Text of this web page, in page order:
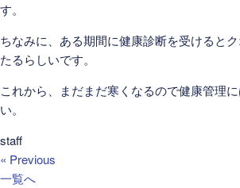
す。
ちなみに、ある期間に健康診断を受けると
たるらしいです。
これから、まだまだ寒くなるので健康管理
い。
staff
« Previous
一覧へ